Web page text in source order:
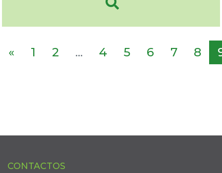
« 1 2 ... 4 5 6 7 8
CONTACTOS